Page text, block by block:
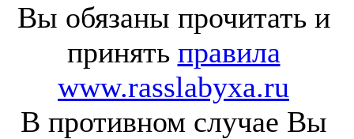
Вы обязаны прочитать и
принять правила
www.rasslabyxa.ru
В противном случае Вы